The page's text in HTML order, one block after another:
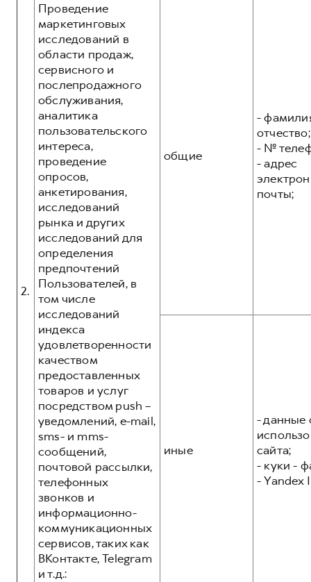
2.
Проведение
маркетинговых
исследований в
области продаж,
сервисного и
послепродажного
обслуживания,
аналитика
пользовательского
интереса,
проведение
опросов,
анкетирования,
исследований
рынка и других
исследований для
определения
предпочтений
Пользователей, в
том числе
исследований
индекса
удовлетворенности
качеством
предоставленных
товаров и услуг
посредством push –
уведомлений, e-mail,
sms- и mms-
сообщений,
почтовой рассылки,
телефонных
звонков и
информационно-
коммуникационных
сервисов, таких как
ВКонтакте, Telegram
и т.д.:
общие
-
отчество;
- №
- адрес
почты;
иные
- данные
сайта;
- куки -
- Yandex